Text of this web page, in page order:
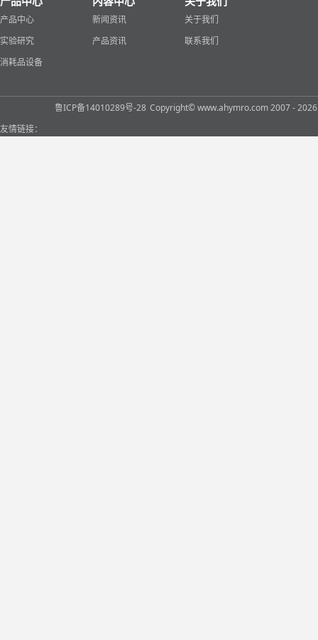
产品中心
实验研究
消耗品设备
新闻资讯
产品资讯
关于我们
联系我们
鲁ICP备14010289号-28 Copyright© www.ahymro.com 2007 - 2026
友情链接：